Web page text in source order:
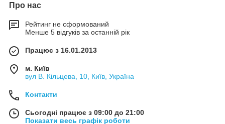
Про нас
Рейтинг не сформований
Менше 5 відгуків за останній рік
Працює з 16.01.2013
м. Київ
вул В. Кільцева, 10, Київ, Україна
Контакти
Сьогодні працює з 09:00 до 21:00
Показати весь графік роботи